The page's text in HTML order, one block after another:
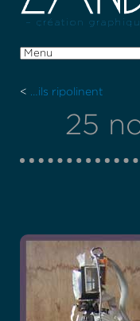
< …ils ripolinent
25